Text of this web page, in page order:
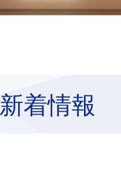
新着情報